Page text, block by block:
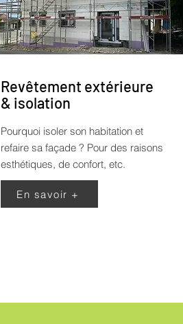
Revêtement extérieure
& isolation
Pourquoi isoler son habitation et
refaire sa façade ? Pour des raisons
esthétiques, de confort, etc.
En savoir +